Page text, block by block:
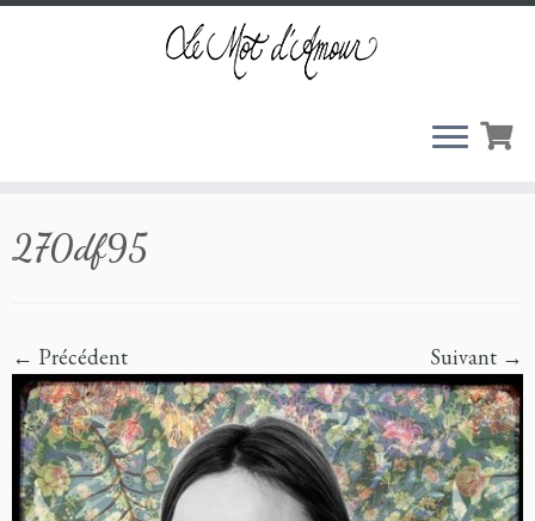
au270df95
← Précédent Suivant →